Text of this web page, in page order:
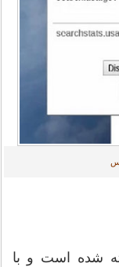
شده است و با